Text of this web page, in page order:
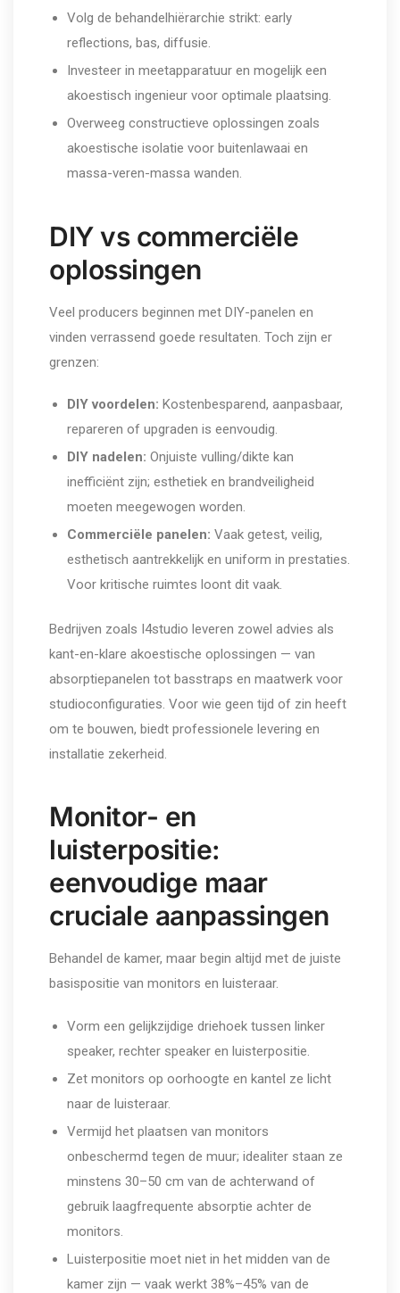
Volg de behandelhiërarchie strikt: early
reflections, bas, diffusie.
Investeer in meetapparatuur en mogelijk een
akoestisch ingenieur voor optimale plaatsing.
Overweeg constructieve oplossingen zoals
akoestische isolatie voor buitenlawaai en
massa-veren-massa wanden.
DIY vs commerciële
oplossingen
Veel producers beginnen met DIY-panelen en
vinden verrassend goede resultaten. Toch zijn er
grenzen:
DIY voordelen: Kostenbesparend, aanpasbaar,
repareren of upgraden is eenvoudig.
DIY nadelen: Onjuiste vulling/dikte kan
inefficiënt zijn; esthetiek en brandveiligheid
moeten meegewogen worden.
Commerciële panelen: Vaak getest, veilig,
esthetisch aantrekkelijk en uniform in prestaties.
Voor kritische ruimtes loont dit vaak.
Bedrijven zoals I4studio leveren zowel advies als
kant-en-klare akoestische oplossingen — van
absorptiepanelen tot basstraps en maatwerk voor
studioconfiguraties. Voor wie geen tijd of zin heeft
om te bouwen, biedt professionele levering en
installatie zekerheid.
Monitor- en
luisterpositie:
eenvoudige maar
cruciale aanpassingen
Behandel de kamer, maar begin altijd met de juiste
basispositie van monitors en luisteraar.
Vorm een gelijkzijdige driehoek tussen linker
speaker, rechter speaker en luisterpositie.
Zet monitors op oorhoogte en kantel ze licht
naar de luisteraar.
Vermijd het plaatsen van monitors
onbeschermd tegen de muur; idealiter staan ze
minstens 30–50 cm van de achterwand of
gebruik laagfrequente absorptie achter de
monitors.
Luisterpositie moet niet in het midden van de
kamer zijn — vaak werkt 38%–45% van de